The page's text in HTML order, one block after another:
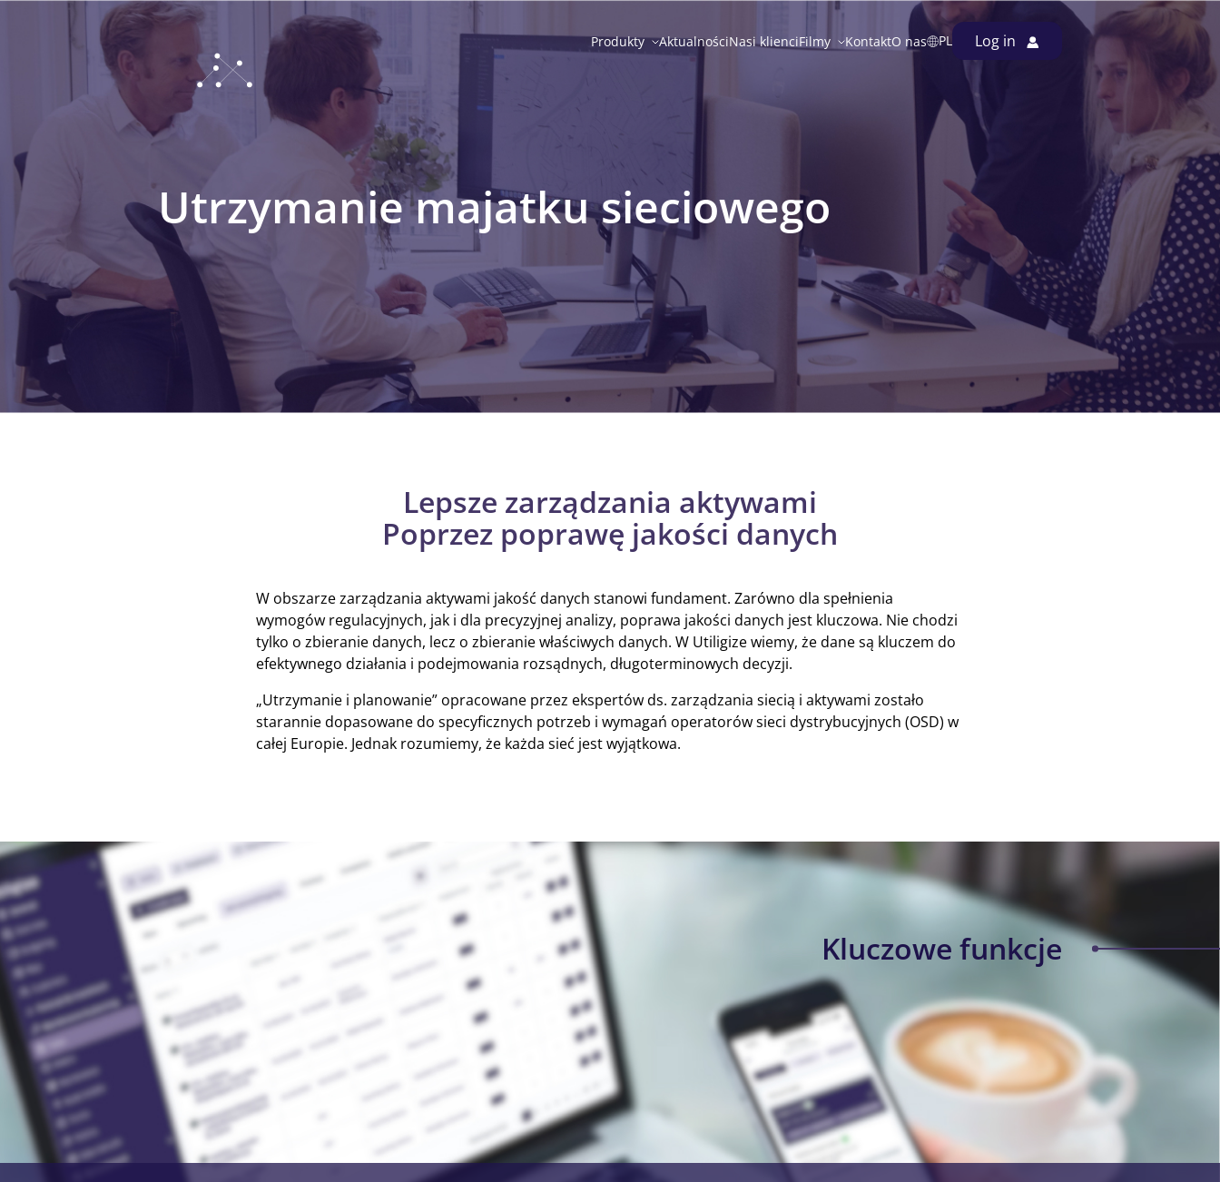
Produkty AktualnościNasi klienciFilmy KontaktO nas PL Log in
Utrzymanie majatku sieciowego
Lepsze zarządzania aktywami
Poprzez poprawę jakości danych
W obszarze zarządzania aktywami jakość danych stanowi fundament. Zarówno dla spełnienia
wymogów regulacyjnych, jak i dla precyzyjnej analizy, poprawa jakości danych jest kluczowa. Nie chodzi
tylko o zbieranie danych, lecz o zbieranie właściwych danych. W Utiligize wiemy, że dane są kluczem do
efektywnego działania i podejmowania rozsądnych, długoterminowych decyzji.
„Utrzymanie i planowanie” opracowane przez ekspertów ds. zarządzania siecią i aktywami zostało
starannie dopasowane do specyficznych potrzeb i wymagań operatorów sieci dystrybucyjnych (OSD) w
całej Europie. Jednak rozumiemy, że każda sieć jest wyjątkowa.
Kluczowe funkcje